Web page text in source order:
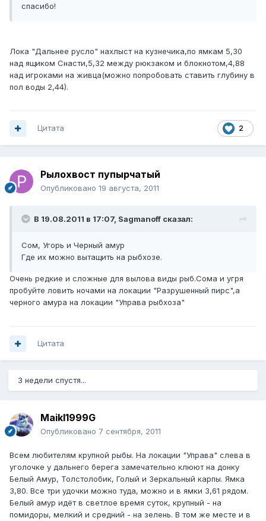
спасибо!
Лока "Дальнее русло" нахлыст на кузнечика,по ямкам 5,30
над ящиком Снасти,5,32 между рюкзаком и блокнотом,4,88
над игроками на живца(можно попробовать ставить глубину в
пол воды 2,44).
2
Цитата
Рылохвост пупырчатый
Опубликовано 19 августа, 2011
В 19.08.2011 в 17:07, Sagmanoff сказал:
Сом, Угорь и Черный амур
Где их можно вытащить на рыбхозе.
Очень редкие и сложные для вылова виды рыб.Сома и угря
пробуйте ловить ночами на локации "Разрушенный пирс",а
черного амура на локации "Управа рыбхоза"
Цитата
3 недели спустя...
Maikl1999G
Опубликовано 7 сентября, 2011
Всем любителям крупной рыбы. На локации "Управа" слева в
уголочке у дальнего берега замечательно клюют на донку
Белый Амур, Толстолобик, Голый и Зеркальный карпы. Ямка
3,80. Все три удочки можно туда, можно и в ямки 3,61 рядом.
Белый амур идёт в светлое время суток, крупный - на
помидоры, мелкий и средний - на зелень. В том же месте и в